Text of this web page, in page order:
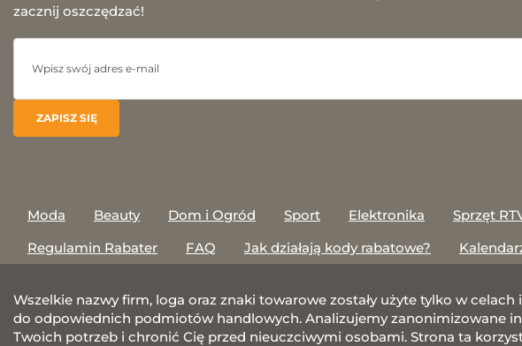
zacznij oszczędzać!
Moda Beauty Dom i Ogród Sport Elektronika Sprzęt
Regulamin Rabater
FAQ Jak działają kody rabatowe?
Wszelkie nazwy firm, loga oraz znaki towarowe zostały użyte tylko w
do odpowiednich podmiotów handlowych. Analizujemy zanonimizowane
Twoich potrzeb i chronić Cię przed nieuczciwymi osobami. Strona ta